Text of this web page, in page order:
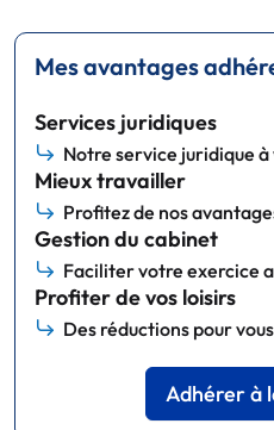
Mes avantages
Services juridiques
Notre service juridique
Mieux travailler
Profitez de nos
Gestion du cabinet
Faciliter votre exercice
Profiter de vos loisirs
Des réductions pour
Adhérer à